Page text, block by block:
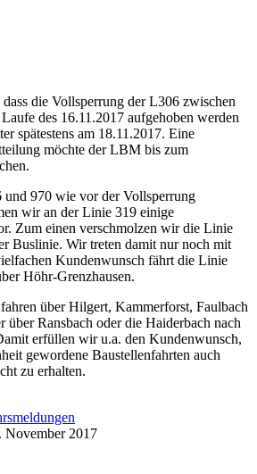
die Vollsperrung der L306 zwischen
des 16.11.2017 aufgehoben werden
spätestens am 18.11.2017. Eine
möchte der LBM bis zum
970 wie vor der Vollsperrung
wir an der Linie 319 einige
Zum einen verschmolzen wir die Linie
Buslinie. Wir treten damit nur noch mit
Kundenwunsch fährt die Linie
Höhr-Grenzhausen.
über Hilgert, Kammerforst, Faulbach
über Ransbach oder die Haiderbach nach
erfüllen wir u.a. den Kundenwunsch,
gewordene Baustellenfahrten auch
zu erhalten.
November 2017